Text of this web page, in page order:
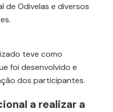
de Odivelas e diversos
teve como
foi desenvolvido e
dos participantes.
a realizar a